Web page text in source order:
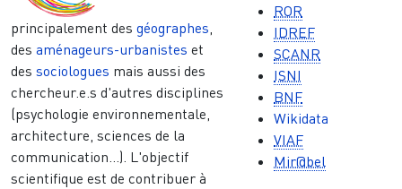
principalement des géographes
des aménageurs-urbanistes et
des sociologues mais aussi des
chercheur.e.s d'autres disciplines
(psychologie environnementale,
architecture, sciences de la
communication...). L'objectif
scientifique est de contribuer à
ROR
IDREF
SCANR
ISNI
BNF
Wikidata
VIAF
Mir@bel